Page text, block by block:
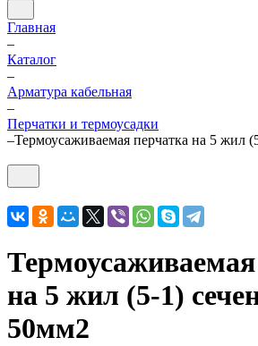
Главная
–
Каталог
–
Арматура кабельная
–
Перчатки и термоусадки
–Термоусаживаемая перчатка на 5 жил
на 5 жил (5-1)
50мм2